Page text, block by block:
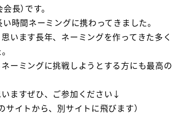
長）です。
時間ネーミングに携わってきました。
います長年、ネーミングを作ってきた多く
ーミングに挑戦しようとする方にも最高の
ますぜひ、ご参加ください↓
サイトから、別サイトに飛びます）